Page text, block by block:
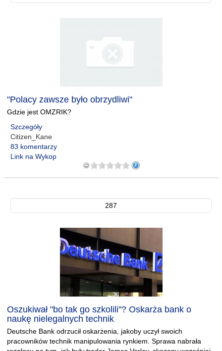
"Polacy zawsze było obrzydliwi"
Gdzie jest OMZRIK?
Szczegóły
Citizen_Kane
83 komentarzy
Link na Wykop
287
Oszukiwał "bo tak go szkolili"? Oskarża bank o
naukę nielegalnych technik
Deutsche Bank odrzucił oskarżenia, jakoby uczył swoich
pracowników technik manipulowania rynkiem. Sprawa nabrała